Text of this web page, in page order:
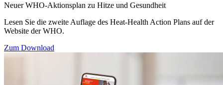
Neuer WHO-Aktionsplan zu Hitze und Gesundheit
Lesen Sie die zweite Auflage des Heat-Health Action Plans auf der
Website der WHO.
Zum Download